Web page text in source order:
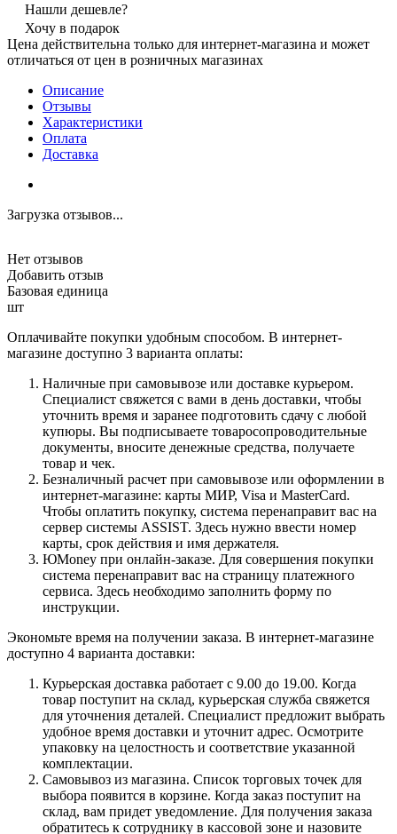
Нашли дешевле?
Хочу в подарок
Цена действительна только для интернет-магазина и может
отличаться от цен в розничных магазинах
Описание
Отзывы
Характеристики
Оплата
Доставка
Загрузка отзывов...
Нет отзывов
Добавить отзыв
Базовая единица
шт
Оплачивайте покупки удобным способом. В интернет-
магазине доступно 3 варианта оплаты:
Наличные при самовывозе или доставке курьером.
Специалист свяжется с вами в день доставки, чтобы
уточнить время и заранее подготовить сдачу с любой
купюры. Вы подписываете товаросопроводительные
документы, вносите денежные средства, получаете
товар и чек.
Безналичный расчет при самовывозе или оформлении в
интернет-магазине: карты МИР, Visa и MasterCard.
Чтобы оплатить покупку, система перенаправит вас на
сервер системы ASSIST. Здесь нужно ввести номер
карты, срок действия и имя держателя.
ЮMoney при онлайн-заказе. Для совершения покупки
система перенаправит вас на страницу платежного
сервиса. Здесь необходимо заполнить форму по
инструкции.
Экономьте время на получении заказа. В интернет-магазине
доступно 4 варианта доставки:
Курьерская доставка работает с 9.00 до 19.00. Когда
товар поступит на склад, курьерская служба свяжется
для уточнения деталей. Специалист предложит выбрать
удобное время доставки и уточнит адрес. Осмотрите
упаковку на целостность и соответствие указанной
комплектации.
Самовывоз из магазина. Список торговых точек для
выбора появится в корзине. Когда заказ поступит на
склад, вам придет уведомление. Для получения заказа
обратитесь к сотруднику в кассовой зоне и назовите